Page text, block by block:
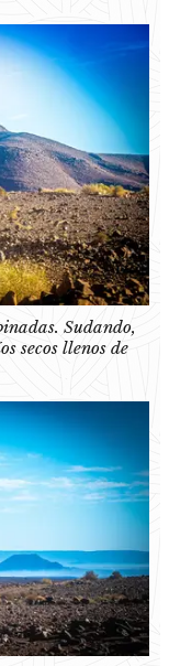
Sudando,
secos llenos de